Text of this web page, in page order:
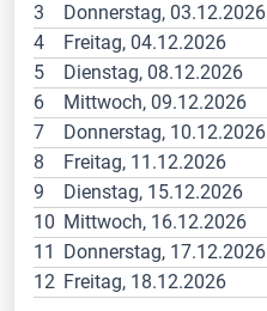
3
Donnerstag, 03.12.2026
4
Freitag, 04.12.2026
5
Dienstag, 08.12.2026
6
Mittwoch, 09.12.2026
7
Donnerstag, 10.12.2026
8
Freitag, 11.12.2026
9
Dienstag, 15.12.2026
10 Mittwoch, 16.12.2026
11
Donnerstag, 17.12.2026
12 Freitag, 18.12.2026